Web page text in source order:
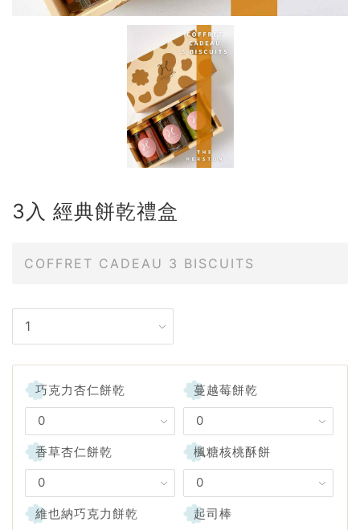
3入 經典餅乾禮盒
COFFRET CADEAU 3 BISCUITS
巧克力杏仁餅乾 蔓越莓餅乾
香草杏仁餅乾 楓糖核桃酥餅
維也納巧克力餅乾 起司棒